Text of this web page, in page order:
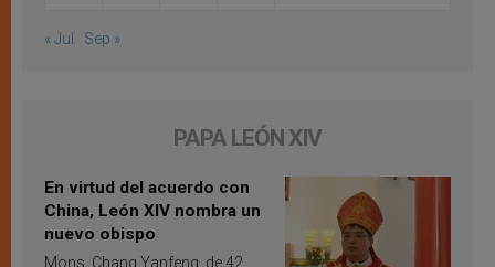
« Jul Sep »
PAPA LEÓN XIV
En virtud del acuerdo con
China, León XIV nombra un
nuevo obispo
Mons. Chang Yanfeng, de 42